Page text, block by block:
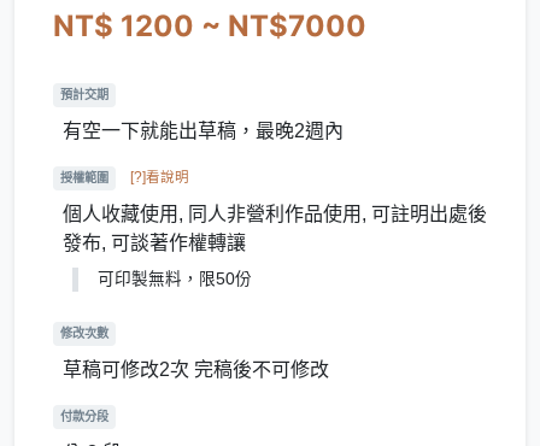
NT$ 1200 ~ NT$7000
預計交期
有空一下就能出草稿，最晚2週內
授權範圍 [?]看說明
個人收藏使用, 同人非營利作品使用, 可註明出處後
發布, 可談著作權轉讓
可印製無料，限50份
修改次數
草稿可修改2次 完稿後不可修改
付款分段